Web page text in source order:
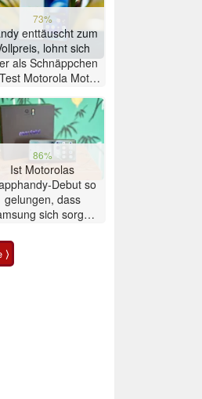
73%
enttäuscht zum
lohnt sich
als Schnäppchen
Motorola Moto
86%
Ist Motorolas
Debut so
gelungen, dass
sich sorgen
im Test
⟩